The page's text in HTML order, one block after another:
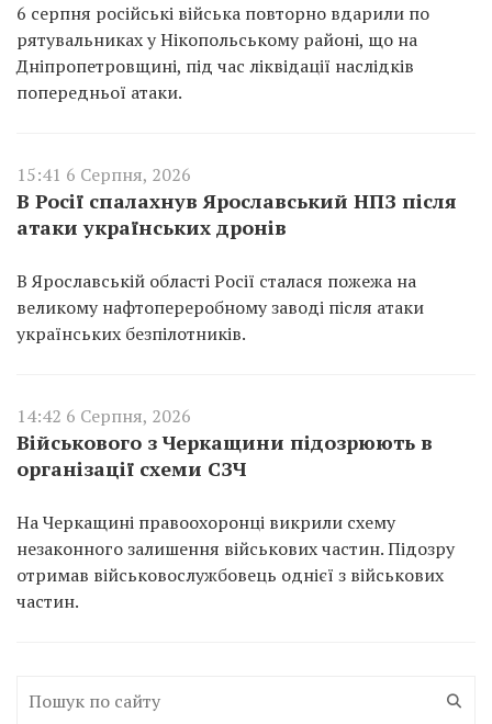
6 серпня російські війська повторно вдарили по
рятувальниках у Нікопольському районі, що на
Дніпропетровщині, під час ліквідації наслідків
попередньої атаки.
15:41 6 Серпня, 2026
В Росії спалахнув Ярославський НПЗ після
атаки українських дронів
В Ярославській області Росії сталася пожежа на
великому нафтопереробному заводі після атаки
українських безпілотників.
14:42 6 Серпня, 2026
Військового з Черкащини підозрюють в
організації схеми СЗЧ
На Черкащині правоохоронці викрили схему
незаконного залишення військових частин. Підозру
отримав військовослужбовець однієї з військових
частин.